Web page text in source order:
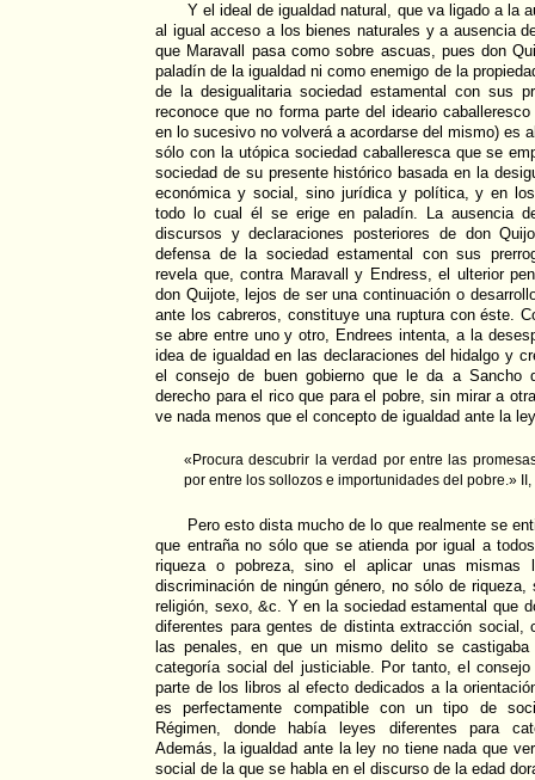
Y el ideal de igualdad natural, que va ligado a la
al igual acceso a los bienes naturales y a ausencia
que Maravall pasa como sobre ascuas, pues don
paladín de la igualdad ni como enemigo de la
de la desigualitaria sociedad estamental con sus
reconoce que no forma parte del ideario
en lo sucesivo no volverá a acordarse del mismo) es
sólo con la utópica sociedad caballeresca que se
sociedad de su presente histórico basada en la
económica y social, sino jurídica y política, y en
todo lo cual él se erige en paladín. La ausencia
discursos y declaraciones posteriores de don
defensa de la sociedad estamental con sus
revela que, contra Maravall y Endress, el ulterior
don Quijote, lejos de ser una continuación o
ante los cabreros, constituye una ruptura con éste.
se abre entre uno y otro, Endrees intenta, a la
idea de igualdad en las declaraciones del hidalgo y
el consejo de buen gobierno que le da a Sancho
derecho para el rico que para el pobre, sin mirar a
ve nada menos que el concepto de igualdad ante la
«Procura descubrir la verdad por entre las
por entre los sollozos e importunidades del pobre.» II,
Pero esto dista mucho de lo que realmente se
que entraña no sólo que se atienda por igual a
riqueza o pobreza, sino el aplicar unas mismas
discriminación de ningún género, no sólo de
religión, sexo, &c. Y en la sociedad estamental que
diferentes para gentes de distinta extracción
las penales, en que un mismo delito se
categoría social del justiciable. Por tanto, el
parte de los libros al efecto dedicados a la
es perfectamente compatible con un tipo de
Régimen, donde había leyes diferentes para
Además, la igualdad ante la ley no tiene nada que
social de la que se habla en el discurso de la edad